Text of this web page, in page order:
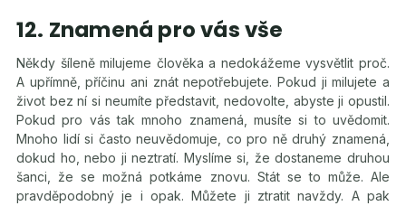
12. Znamená pro vás vše
Někdy šíleně milujeme člověka a nedokážeme vysvětlit proč.
A upřímně, příčinu ani znát nepotřebujete. Pokud ji milujete a
život bez ní si neumíte představit, nedovolte, abyste ji opustil.
Pokud pro vás tak mnoho znamená, musíte si to uvědomit.
Mnoho lidí si často neuvědomuje, co pro ně druhý znamená,
dokud ho, nebo ji neztratí. Myslíme si, že dostaneme druhou
šanci, že se možná potkáme znovu. Stát se to může. Ale
pravděpodobný je i opak. Můžete ji ztratit navždy. A pak